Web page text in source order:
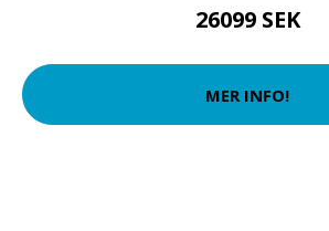
26099 SEK
MER INFO!